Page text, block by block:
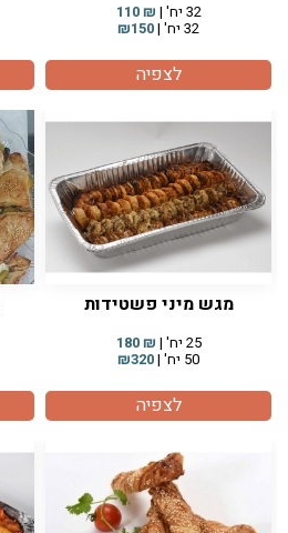
32 יח' | ₪
110
32 יח' | ₪150
לצפיה
מגש מיני פשטידות
25 יח' | ₪
180
50 יח' | ₪320
לצפיה